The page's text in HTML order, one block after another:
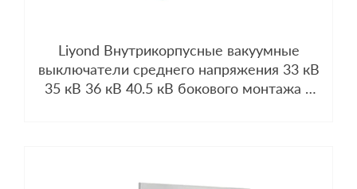
Liyond Внутрикорпусные вакуумные
выключатели среднего напряжения 33 кВ
35 кВ 36 кВ 40.5 кВ бокового монтажа с